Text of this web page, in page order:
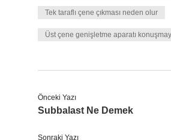
Tek taraflı çene çıkması neden olur
Üst çene genişletme aparatı
Önceki Yazı
Subbalast Ne Demek
Sonraki Yazı